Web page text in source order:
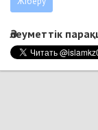
Әлеуметтік